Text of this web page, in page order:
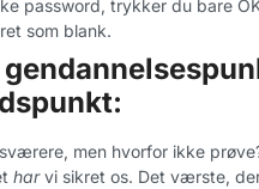
password, trykker du bare
som blank.
men hvorfor ikke
harvi sikret os. Det værste,